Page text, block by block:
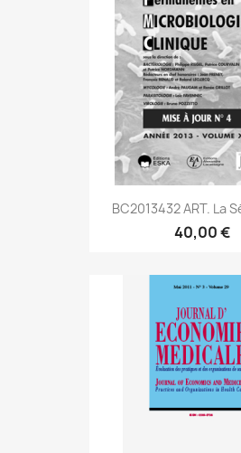
BC2013432 ART. La
40,00 €